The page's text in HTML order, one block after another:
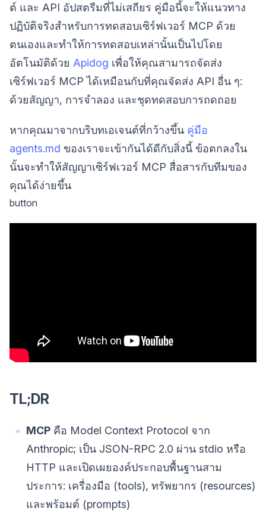
ต์ และ API อัปสตรีมที่ไม่เสถียร คู่มือนี้จะให้แนวทาง
ปฏิบัติจริงสำหรับการทดสอบเซิร์ฟเวอร์ MCP ด้วย
ตนเองและทำให้การทดสอบเหล่านั้นเป็นไปโดย
อัตโนมัติด้วย Apidog เพื่อให้คุณสามารถจัดส่ง
เซิร์ฟเวอร์ MCP ได้เหมือนกับที่คุณจัดส่ง API อื่น ๆ:
ด้วยสัญญา, การจำลอง และชุดทดสอบการถดถอย
หากคุณมาจากบริบทเอเจนต์ที่กว้างขึ้น คู่มือ
agents.md ของเราจะเข้ากันได้ดีกับสิ่งนี้ ข้อตกลงใน
นั้นจะทำให้สัญญาเซิร์ฟเวอร์ MCP สื่อสารกับทีมของ
คุณได้ง่ายขึ้น
button
TL;DR
MCP คือ Model Context Protocol จาก
Anthropic; เป็น JSON-RPC 2.0 ผ่าน stdio หรือ
HTTP และเปิดเผยองค์ประกอบพื้นฐานสาม
ประการ: เครื่องมือ (tools), ทรัพยากร (resources)
และพร้อมต์ (prompts)